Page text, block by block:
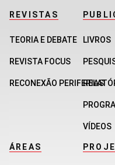
REVISTAS
TEORIA E DEBATE
REVISTA FOCUS
RECONEXÃO PERIFERIAS
LIVROS
VÍDEOS
ÁREAS